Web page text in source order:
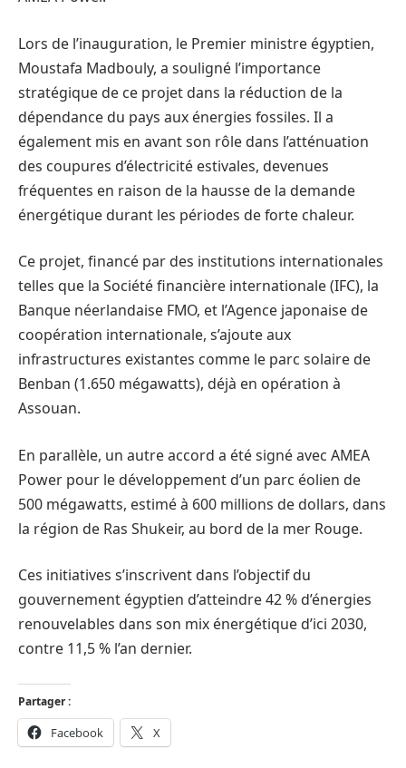
Lors de l’inauguration, le Premier ministre égyptien,
Moustafa Madbouly, a souligné l’importance
stratégique de ce projet dans la réduction de la
dépendance du pays aux énergies fossiles. Il a
également mis en avant son rôle dans l’atténuation
des coupures d’électricité estivales, devenues
fréquentes en raison de la hausse de la demande
énergétique durant les périodes de forte chaleur.
Ce projet, financé par des institutions internationales
telles que la Société financière internationale (IFC), la
Banque néerlandaise FMO, et l’Agence japonaise de
coopération internationale, s’ajoute aux
infrastructures existantes comme le parc solaire de
Benban (1.650 mégawatts), déjà en opération à
Assouan.
En parallèle, un autre accord a été signé avec AMEA
Power pour le développement d’un parc éolien de
500 mégawatts, estimé à 600 millions de dollars, dans
la région de Ras Shukeir, au bord de la mer Rouge.
Ces initiatives s’inscrivent dans l’objectif du
gouvernement égyptien d’atteindre 42 % d’énergies
renouvelables dans son mix énergétique d’ici 2030,
contre 11,5 % l’an dernier.
Partager :
Facebook X